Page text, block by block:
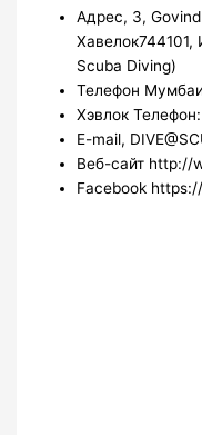
Адрес, 3,
Scuba Diving)
Телефон
Хэвлок
E-mail,
Веб-сайт http://
Facebook